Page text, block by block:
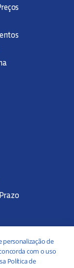
personalização de
com o uso
Política de